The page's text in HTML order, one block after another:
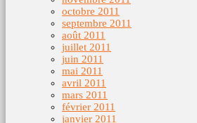
octobre 2011
septembre 2011
août 2011
juillet 2011
juin 2011
mai 2011
avril 2011
mars 2011
février 2011
janvier 2011